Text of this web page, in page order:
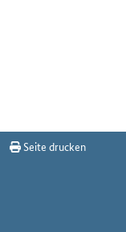
Seite drucken